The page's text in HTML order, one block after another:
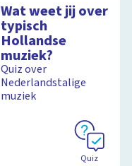
Wat weet jij over
typisch
Hollandse
muziek?
Quiz over
Nederlandstalige
muziek
Quiz